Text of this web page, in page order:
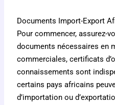
Documents Import-Export
Pour commencer, assurez-
documents nécessaires en
commerciales, certificats
connaissements sont
certains pays africains
d’importation ou